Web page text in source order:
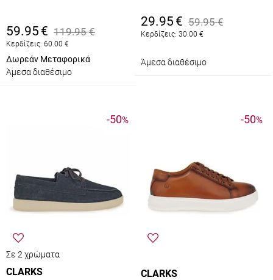
59.95 € 119.95 €
Κερδίζεις: 60.00 €
Δωρεάν Μεταφορικά
Άμεσα διαθέσιμο
29.95 € 59.95 €
Κερδίζεις: 30.00 €
Άμεσα διαθέσιμο
-50%
Σε 2 χρώματα
CLARKS
-50%
CLARKS